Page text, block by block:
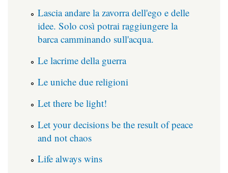
Lascia andare la zavorra dell'ego e delle
idee. Solo così potrai raggiungere la
barca camminando sull'acqua.
Le lacrime della guerra
Le uniche due religioni
Let there be light!
Let your decisions be the result of peace
and not chaos
Life always wins